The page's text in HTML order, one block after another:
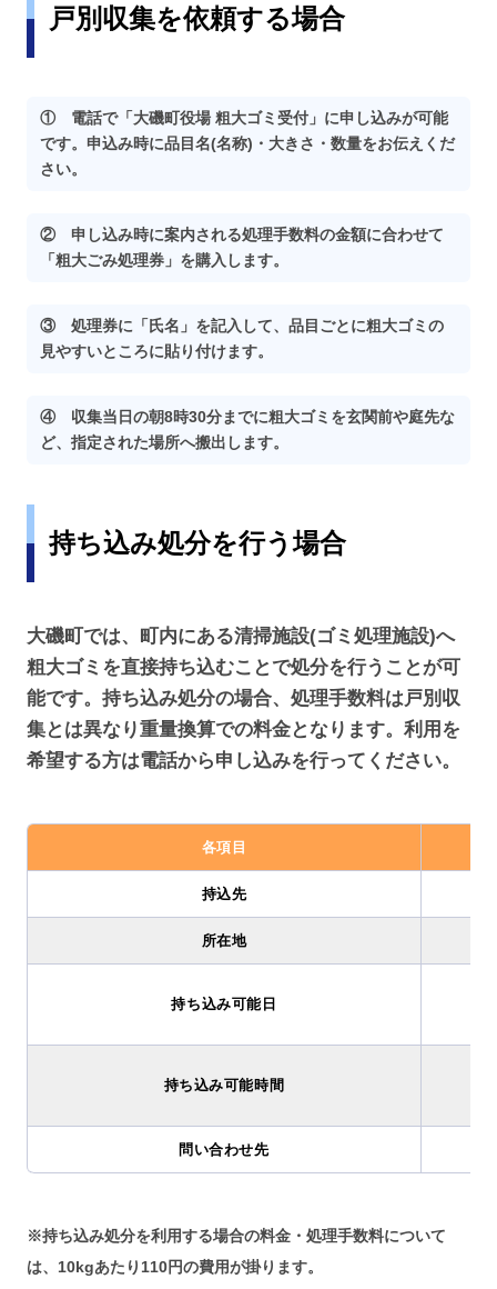
戸別収集を依頼する場合
① 電話で「大磯町役場 粗大ゴミ受付」に申し込みが可能
です。申込み時に品目名(名称)・大きさ・数量をお伝えくだ
さい。
② 申し込み時に案内される処理手数料の金額に合わせて
「粗大ごみ処理券」を購入します。
③ 処理券に「氏名」を記入して、品目ごとに粗大ゴミの
見やすいところに貼り付けます。
④ 収集当日の朝8時30分までに粗大ゴミを玄関前や庭先な
ど、指定された場所へ搬出します。
持ち込み処分を行う場合
大磯町では、町内にある清掃施設(ゴミ処理施設)へ
粗大ゴミを直接持ち込むことで処分を行うことが可
能です。持ち込み処分の場合、処理手数料は戸別収
集とは異なり重量換算での料金となります。利用を
希望する方は電話から申し込みを行ってください。
各項目
持込先
所在地
持ち込み可能日
持ち込み可能時間
問い合わせ先
※持ち込み処分を利用する場合の料金・処理手数料について
は、10kgあたり110円の費用が掛ります。